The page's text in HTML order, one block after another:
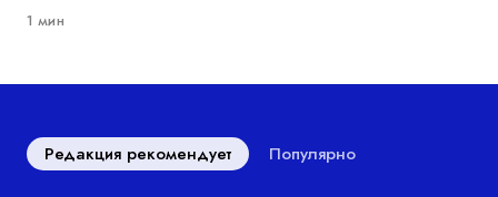
1 мин
Редакция рекомендует Популярно